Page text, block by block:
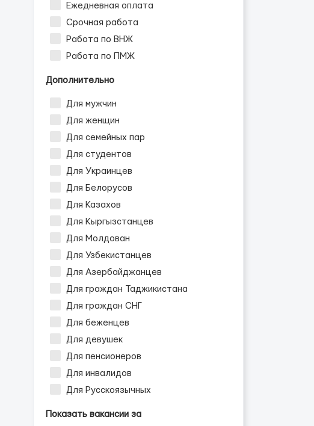
Ежедневная оплата
Срочная работа
Работа по ВНЖ
Работа по ПМЖ
Дополнительно
Для мужчин
Для женщин
Для семейных пар
Для студентов
Для Украинцев
Для Белорусов
Для Казахов
Для Кыргызстанцев
Для Молдован
Для Узбекистанцев
Для Азербайджанцев
Для граждан Таджикистана
Для граждан СНГ
Для беженцев
Для девушек
Для пенсионеров
Для инвалидов
Для Русскоязычных
Показать вакансии за